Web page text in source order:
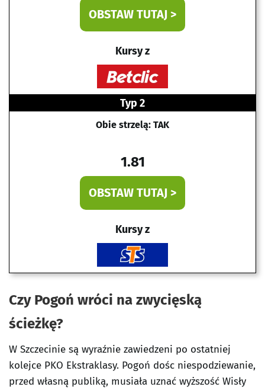
OBSTAW TUTAJ >
Kursy z
Typ 2
Obie strzelą: TAK
1.81
OBSTAW TUTAJ >
Kursy z
Czy Pogoń wróci na zwycięską
ścieżkę?
W Szczecinie są wyraźnie zawiedzeni po ostatniej
kolejce PKO Ekstraklasy. Pogoń dośc niespodziewanie,
przed własną publiką, musiała uznać wyższość Wisły